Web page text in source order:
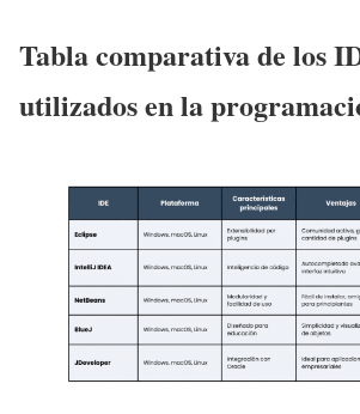
Tabla comparativa de los
utilizados en la